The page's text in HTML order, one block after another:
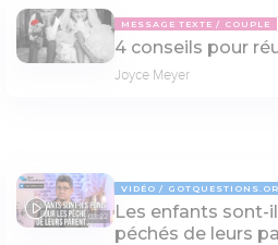
MESSAGE TEXTE COUPLE
4 conseils pour
Joyce Meyer
03:22
VIDÉO
Les enfants sont-
péchés de leurs